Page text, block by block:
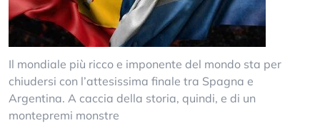
Il mondiale più ricco e imponente del mondo sta per
chiudersi con l’attesissima finale tra Spagna e
Argentina. A caccia della storia, quindi, e di un
montepremi monstre